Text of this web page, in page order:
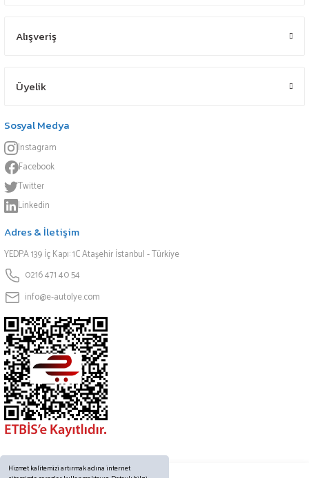
Hizmet kalitemizi artırmak adına internet
Alışveriş
Üyelik
Sosyal Medya
Instagram
Facebook
Twitter
Linkedin
Adres & İletişim
YEDPA 139 İç Kapı: 1C Ataşehir İstanbul - Türkiye
0216 471 40 54
info@e-autolye.com